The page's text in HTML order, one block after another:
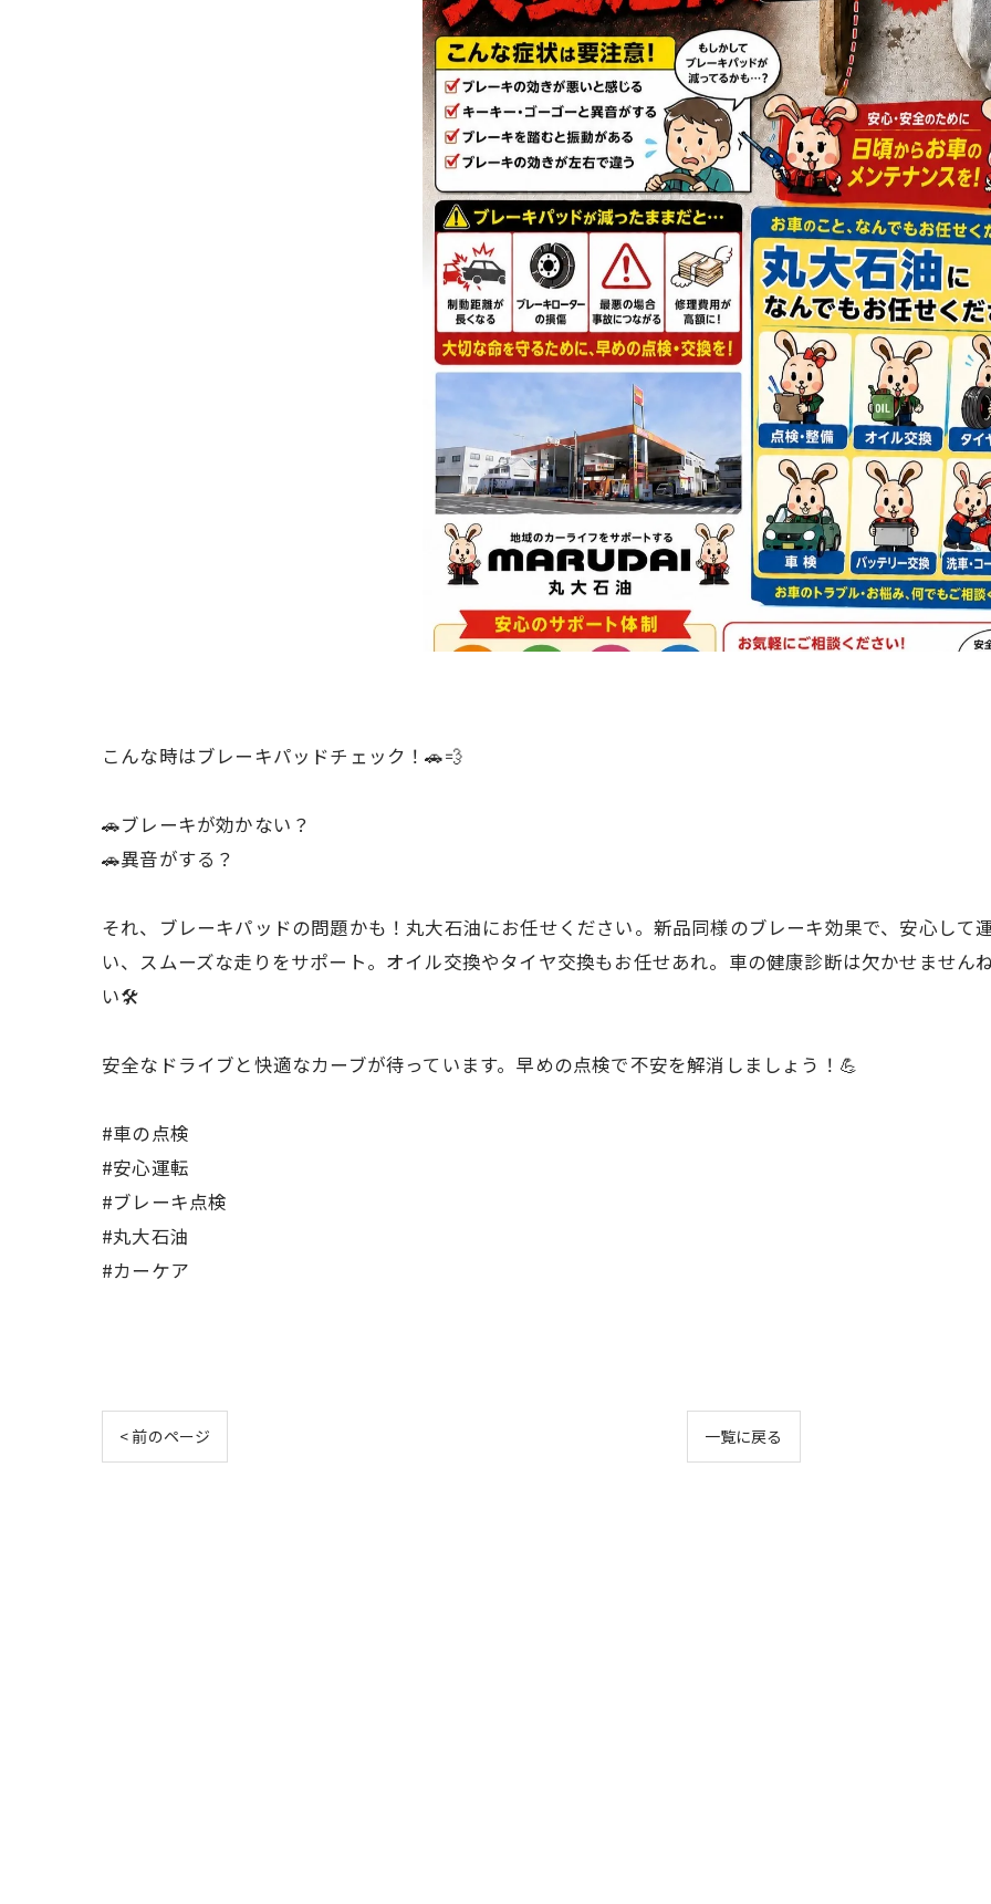
こんな時はブレーキパッドチェック！🚗💨
🚗ブレーキが効かない？
🚗異音がする？
それ、ブレーキパッドの問題かも！丸大石油にお任せください。新品同様のブレーキ効果で、安心して
い、スムーズな走りをサポート。オイル交換やタイヤ交換もお任せあれ。車の健康診断は欠かせません
い🛠️
安全なドライブと快適なカーブが待っています。早めの点検で不安を解消しましょう！💪
#車の点検
#安心運転
#ブレーキ点検
#丸大石油
#カーケア
< 前のページ 一覧に戻る